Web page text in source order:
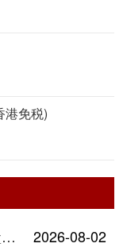
港免税)
黄盒中华细支3mg多少钱一包 黄盒中华细支3mg香烟价格查询
2026-08-02